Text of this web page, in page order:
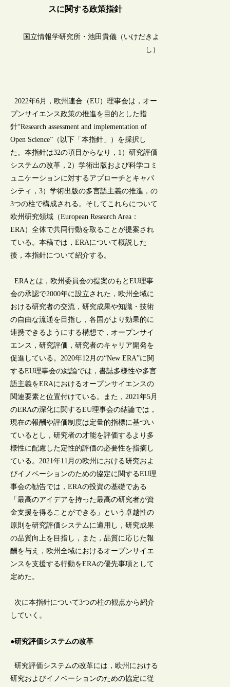
スに関する政策指針
国立情報学研究所・池田貴儀（いけだきよ
し）
2022年6月，欧州連合（EU）理事会は，オー
プンサイエンス政策の推進を目的とした指
針“Research assessment and implementation of
Open Science”（以下「本指針」）を採択し
た。本指針は32の項目からなり，1）研究評価
システムの改革，2）学術出版および科学コミ
ュニケーションに対するアプローチとキャパ
シティ，3）学術出版の多言語主義の推進，の
3つの柱で構成される。そしてこれらについて
欧州研究領域（European Research Area：
ERA）全体で共同行動を取ることが提案され
ている。本稿では，ERAについて概説した
後，本指針について紹介する。
ERAとは，欧州委員会の提案のもとEU理事
会の承認で2000年に設立された，欧州全域に
おける研究者の交流，研究成果や知識・技術
の自由な流通を目指し，各国がより効果的に
連携できるようにする構想で，オープンサイ
エンス，研究評価，研究者のキャリア開発を
促進している。2020年12月の“New ERA”に関
するEU理事会の結論では，書誌多様性や多言
語主義をERAにおけるオープンサイエンスの
関連要素と位置付けている。また，2021年5月
のERAの深化に関するEU理事会の結論では，
現在の報酬や評価制度は定量的指標に基づい
ているとし，研究者の才能を評価するより多
様性に配慮した定性的評価の必要性を指摘し
ている。2021年11月の欧州における研究およ
びイノベーションのための協定に関するEU理
事会の勧告では，ERAの投資の基礎である
「最高のアイデアを持った最高の研究者が資
金支援を得ることができる」という卓越性の
原則を研究評価システムに適用し，研究成果
の品質向上を目指し，また，品質に応じた報
酬を与え，欧州全域におけるオープンサイエ
ンスを支援する行動をERAの優先事項として
定めた。
次に本指針について3つの柱の観点から紹介
していく。
●研究評価システムの改革
研究評価システムの改革には，欧州における
研究およびイノベーションのための協定に従